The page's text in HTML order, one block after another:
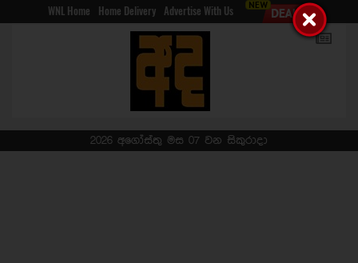
WNL Home Home Delivery Advertise With Us
2026 අගෝස්තු මස 07 වන සිකුරාදා